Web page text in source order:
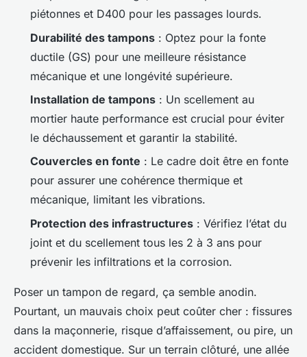
Auberte 26/03/2026 12:23 9 min de lecture
piétonnes et D400 pour les passages lourds.
Durabilité des tampons : Optez pour la fonte
ductile (GS) pour une meilleure résistance
mécanique et une longévité supérieure.
Installation de tampons : Un scellement au
mortier haute performance est crucial pour éviter
le déchaussement et garantir la stabilité.
Couvercles en fonte : Le cadre doit être en fonte
pour assurer une cohérence thermique et
mécanique, limitant les vibrations.
Protection des infrastructures : Vérifiez l’état du
joint et du scellement tous les 2 à 3 ans pour
prévenir les infiltrations et la corrosion.
Poser un tampon de regard, ça semble anodin.
Pourtant, un mauvais choix peut coûter cher : fissures
dans la maçonnerie, risque d’affaissement, ou pire, un
accident domestique. Sur un terrain clôturé, une allée